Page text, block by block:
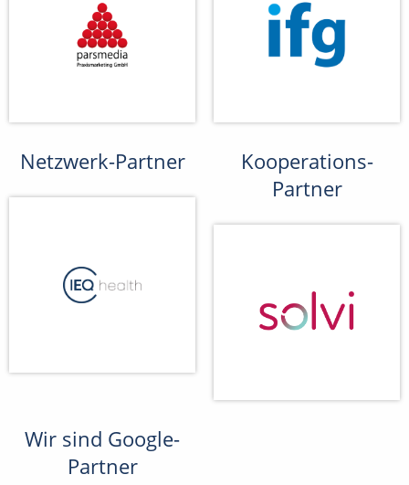
Netzwerk-Partner
Kooperations-
Partner
Wir sind Google-
Partner